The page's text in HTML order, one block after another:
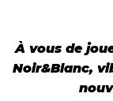
À vous de
Noir&Blanc,